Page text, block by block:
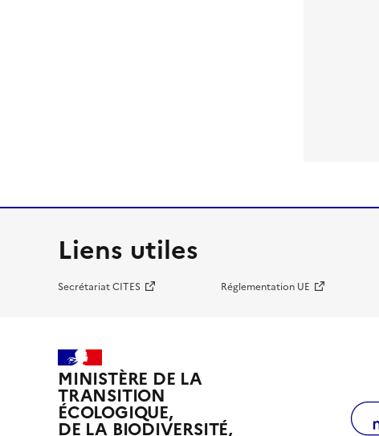
Liens utiles
Secrétariat CITES Réglementation UE
MINISTÈRE DE LA
TRANSITION
ÉCOLOGIQUE,
DE LA BIODIVERSITÉ,